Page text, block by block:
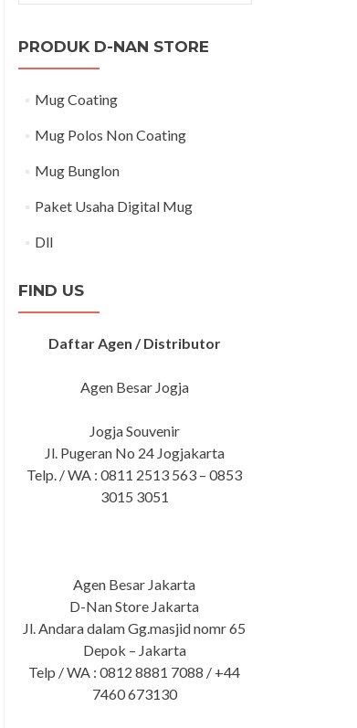
PRODUK D-NAN STORE
Mug Coating
Mug Polos Non Coating
Mug Bunglon
Paket Usaha Digital Mug
Dll
FIND US
Daftar Agen / Distributor
Agen Besar Jogja
Jogja Souvenir
Jl. Pugeran No 24 Jogjakarta
Telp. / WA : 0811 2513 563 – 0853
3015 3051
Agen Besar Jakarta
D-Nan Store Jakarta
Jl. Andara dalam Gg.masjid nomr 65
Depok – Jakarta
Telp / WA : 0812 8881 7088 / +44
7460 673130